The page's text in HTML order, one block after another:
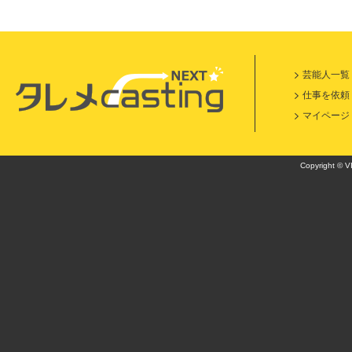
芸能人一覧
仕事を依頼
マイページ
Copyright ©